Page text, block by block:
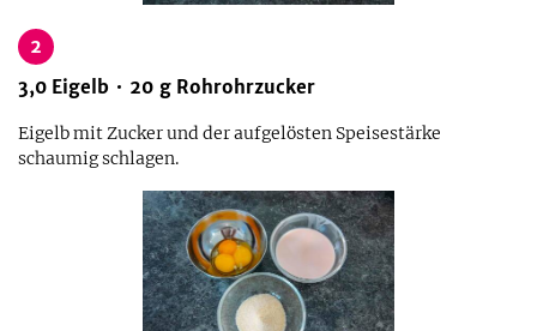
2
3,0 Eigelb 20 g Rohrohrzucker
Eigelb mit Zucker und der aufgelösten Speisestärke
schaumig schlagen.